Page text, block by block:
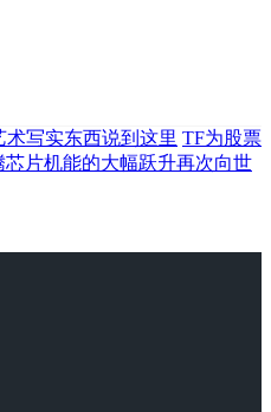
术写实东西说到这里 TF为股票
芯片机能的大幅跃升再次向世